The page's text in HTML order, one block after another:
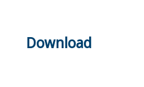
Download